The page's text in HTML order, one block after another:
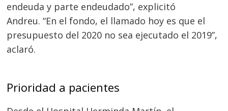
endeuda y parte endeudado”, explicitó
Andreu. “En el fondo, el llamado hoy es que el
presupuesto del 2020 no sea ejecutado el 2019”,
aclaró.
Prioridad a pacientes
Navegación
de